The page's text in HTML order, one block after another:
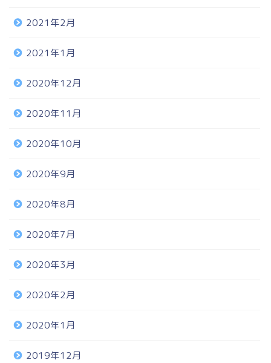
2021年2月
2021年1月
2020年12月
2020年11月
2020年10月
2020年9月
2020年8月
2020年7月
2020年3月
2020年2月
2020年1月
2019年12月